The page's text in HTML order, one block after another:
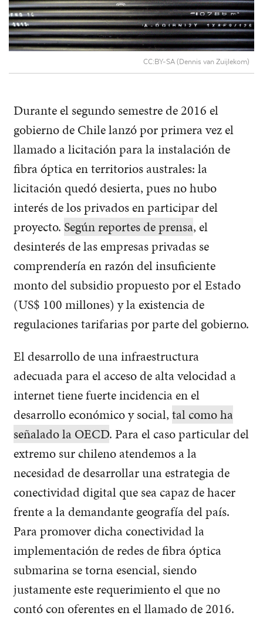
CC:BY-SA (Dennis van Zuijlekom)
Durante el segundo semestre de 2016 el
gobierno de Chile lanzó por primera vez el
llamado a licitación para la instalación de
fibra óptica en territorios australes: la
licitación quedó desierta, pues no hubo
interés de los privados en participar del
proyecto. Según reportes de prensa, el
desinterés de las empresas privadas se
comprendería en razón del insuficiente
monto del subsidio propuesto por el Estado
(US$ 100 millones) y la existencia de
regulaciones tarifarias por parte del gobierno.
El desarrollo de una infraestructura
adecuada para el acceso de alta velocidad a
internet tiene fuerte incidencia en el
desarrollo económico y social,tal como ha
señalado la OECD. Para el caso particular del
extremo sur chileno atendemos a la
necesidad de desarrollar una estrategia de
conectividad digital que sea capaz de hacer
frente a la demandante geografía del país.
Para promover dicha conectividad la
implementación de redes de fibra óptica
submarina se torna esencial, siendo
justamente este requerimiento el que no
contó con oferentes en el llamado de 2016.